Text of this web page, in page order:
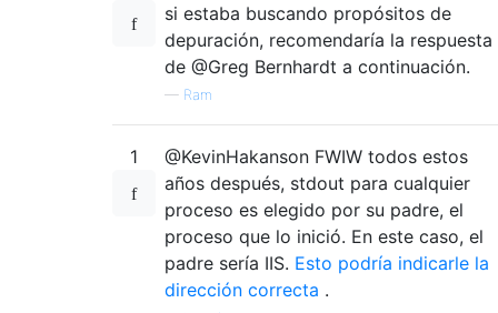
si estaba buscando propósitos de
depuración, recomendaría la respuesta
de @Greg Bernhardt a continuación.
— Ram
1
@KevinHakanson FWIW todos estos
años después, stdout para cualquier
proceso es elegido por su padre, el
proceso que lo inició. En este caso, el
padre sería IIS. Esto podría indicarle la
dirección correcta .